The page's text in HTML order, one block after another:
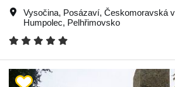
Vysočina, Posázaví, Českomoravská
Humpolec, Pelhřimovsko